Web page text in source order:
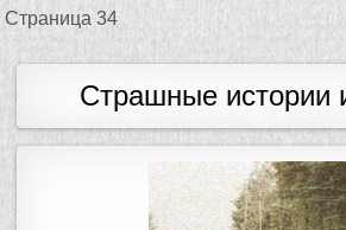
Страница 34
Страшные истории